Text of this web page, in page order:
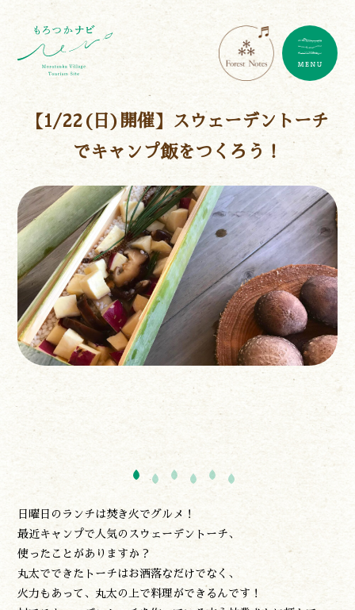
【1/22(日)開催】スウェーデントーチ
でキャンプ飯をつくろう！
日曜日のランチは焚き火でグルメ！
最近キャンプで人気のスウェーデントーチ、
使ったことがありますか？
丸太でできたトーチはお洒落なだけでなく、
火力もあって、丸太の上で料理ができるんです！
遊ぶ
作る
泊まる
買う